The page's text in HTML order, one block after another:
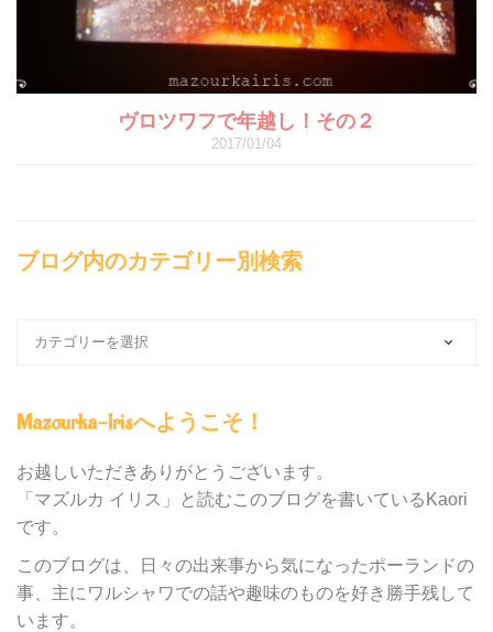
ヴロツワフで年越し！その２
2017/01/04
ブログ内のカテゴリー別検索
の
テ
ゴ
ー
別
検
索
Mazourka-Irisへようこそ！
お越しいただきありがとうございます。
「マズルカ イリス」と読むこのブログを書いているKaori
です。
このブログは、日々の出来事から気になったポーランドの
事、主にワルシャワでの話や趣味のものを好き勝手残して
います。